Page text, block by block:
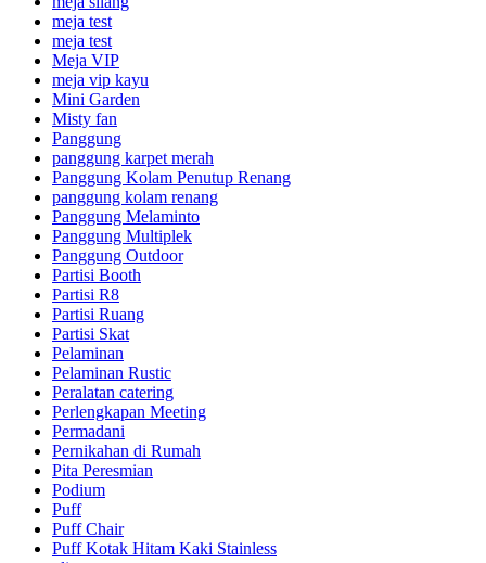
meja test
meja test
Meja VIP
meja vip kayu
Mini Garden
Misty fan
Panggung
panggung karpet merah
Panggung Kolam Penutup Renang
panggung kolam renang
Panggung Melaminto
Panggung Multiplek
Panggung Outdoor
Partisi Booth
Partisi R8
Partisi Ruang
Partisi Skat
Pelaminan
Pelaminan Rustic
Peralatan catering
Perlengkapan Meeting
Permadani
Pernikahan di Rumah
Pita Peresmian
Podium
Puff
Puff Chair
Puff Kotak Hitam Kaki Stainless